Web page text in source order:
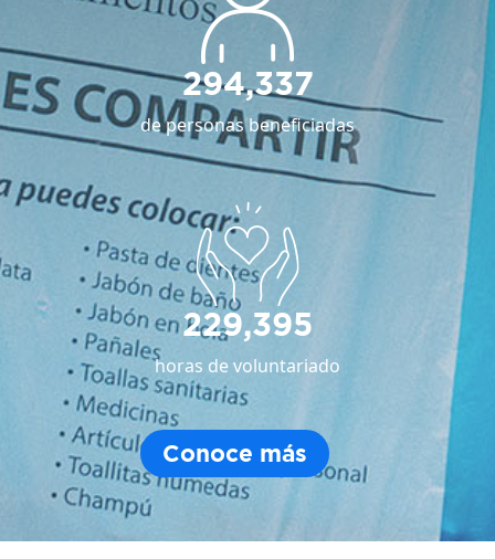
294,337
de personas beneficiadas
229,395
horas de voluntariado
Conoce más